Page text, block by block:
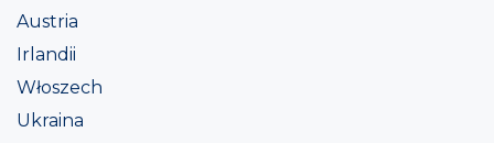
Austria
Irlandii
Włoszech
Ukraina